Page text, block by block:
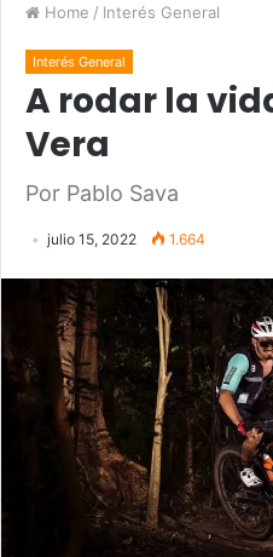
Home / Interés General
Interés General
A rodar la
Vera
Por Pablo Sava
julio 15, 2022 1.664